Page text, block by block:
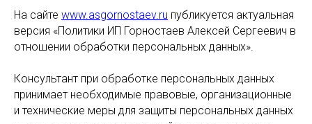
На сайте www.asgornostaev.ru публикуется актуальная
версия «Политики ИП Горностаев Алексей Сергеевич в
отношении обработки персональных данных».
Консультант при обработке персональных данных
принимает необходимые правовые, организационные
и технические меры для защиты персональных данных